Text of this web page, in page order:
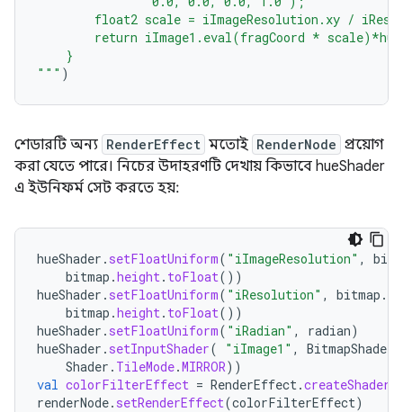
float2 scale = iImageResolution.xy /
return iImage1.eval(fragCoord *
    }
""" )
শেডারটি অন্য RenderEffect মতোই RenderNode প্রয়োগ
করা যেতে পারে। নিচের উদাহরণটি দেখায় কিভাবে hueShader
এ ইউনিফর্ম সেট করতে হয়:
hueShader . setFloatUniform( "iImageResolution" ,
bitmap .height. toFloat())
hueShader . setFloatUniform( "iResolution" , bitmap .
bitmap .height. toFloat())
hueShader . setFloatUniform( "iRadian" , radian)
hueShader . setInputShader( "iImage1" , BitmapShader
Shader . TileMode.MIRROR))
val colorFilterEffect = RenderEffect.
renderNode. setRenderEffect(colorFilterEffect)